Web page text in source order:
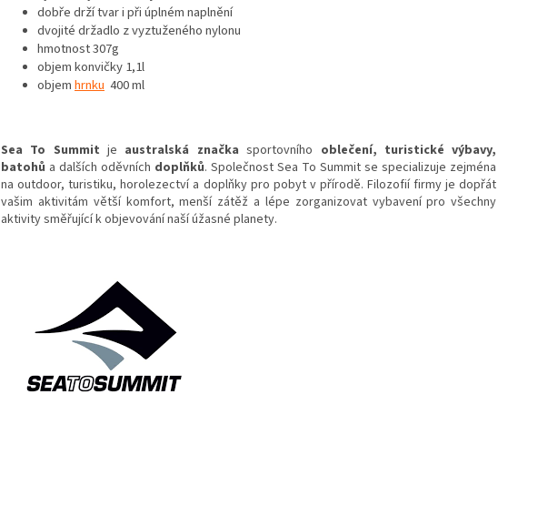
dobře drží tvar i při úplném naplnění
dvojité držadlo z vyztuženého nylonu
hmotnost 307g
objem konvičky 1,1l
objemhrnku 400 ml
Sea To Summit je australská značka sportovního oblečení, turistické výbavy,
batohů a dalších oděvních doplňků. Společnost Sea To Summit se specializuje zejména
na outdoor, turistiku, horolezectví a doplňky pro pobyt v přírodě. Filozofií firmy je dopřát
vašim aktivitám větší komfort, menší zátěž a lépe zorganizovat vybavení pro všechny
aktivity směřující k objevování naší úžasné planety.